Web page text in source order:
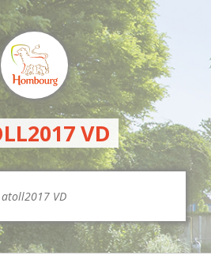
VD
atoll2017 VD